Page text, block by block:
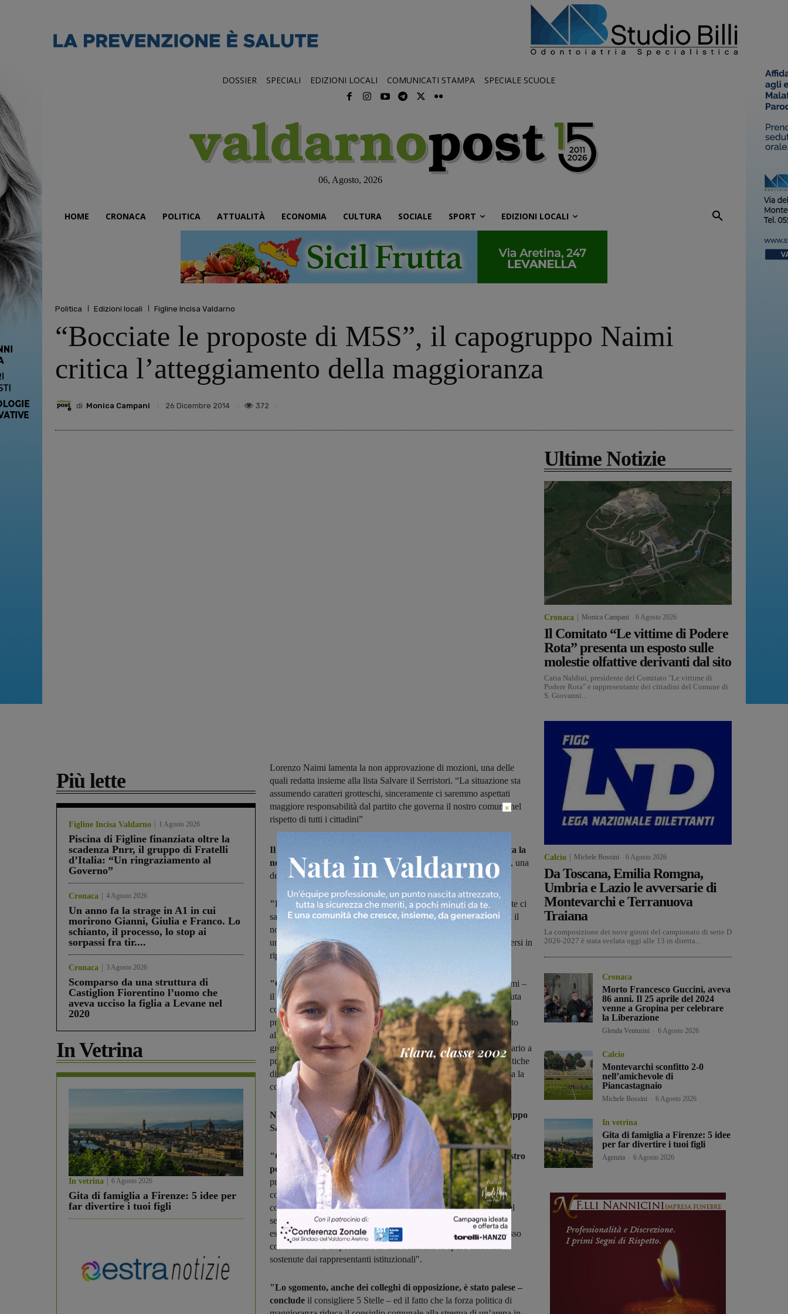
DOSSIER SPECIALI EDIZIONI LOCALI COMUNICATI STAMPA SPECIALE SCUOLE
06, Agosto, 2026
HOME CRONACA POLITICA ATTUALITÀ ECONOMIA CULTURA SOCIALE SPORT EDIZIONI LOCALI
Politica Edizioni locali Figline Incisa Valdarno
“Bocciate le proposte di M5S”, il capogruppo Naimi
critica l’atteggiamento della maggioranza
di Monica Campani 26 Dicembre 2014 372
Più lette
Figline Incisa Valdarno 1 Agosto 2026
Piscina di Figline finanziata oltre la
scadenza Pnrr, il gruppo di Fratelli
d’Italia: “Un ringraziamento al
Governo”
Cronaca 4 Agosto 2026
Un anno fa la strage in A1 in cui
morirono Gianni, Giulia e Franco. Lo
schianto, il processo, lo stop ai
sorpassi fra tir....
Cronaca 3 Agosto 2026
Scomparso da una struttura di
Castiglion Fiorentino l’uomo che
aveva ucciso la figlia a Levane nel
2020
In Vetrina
In vetrina 6 Agosto 2026
Gita di famiglia a Firenze: 5 idee per
far divertire i tuoi figli
Lorenzo Naimi lamenta la non approvazione di mozioni, una delle
quali redatta insieme alla lista Salvare il Serristori. “La situazione sta
assumendo caratteri grotteschi, sinceramente ci saremmo aspettati
maggiore responsabilità dal partito che governa il nostro comune nel
rispetto di tutti i cittadini”
Il capogruppo del Movmento 5 Stelle, Lorenzo Naimi, lamenta la
non approvazioneda parte della maggioranza di alcune mozioni, una
delle quali redatta insieme alla lista Salvare il Serristori.
"La situazione sta assumendo caratteri grotteschi, sinceramente ci
saremmo aspettati maggiore responsabilità dal partito che governa il
nostro comune nel rispetto di tutti i cittadini, i quali meritano
un’amministrazione attenta alle loro esigenze concrete senza perdersi in
ripicche di bandiera".
"Già nel precedente consiglio del 27 novembre
– continua Naimi –
il pd aveva mostrato una condotta singolare abbandonando la seduta
con il consigliere Morandini che addirittura minacciava il proprio
presidente di una mozione di sfiducia nel caso non si fosse allineato
alle indicazioni di partito. Nel consiglio di lunedì quando il capo
gruppo Farini ha dichiarato che il suo partito avrebbe votato contrario a
priori a tutte le mozioni del M5S, consigliando alle altre forza politiche
di non presentare provvedimenti congiunti con i 5 Stelle, si è avuta la
conferma definitiva di quale sia la linea politica del pd locale".
Naimi, poi, parla delle tre mozioni, una redatta insieme al gruppo
Salvare il Serristori:
"Chiedevamo l’istituzione presso l’ufficio anagrafe di un registro
per i donatori di organi, presente peraltro in altri comuni e
propedeutico all’aumento dei donatori; chiedevamo, insieme alla
collega Trambusti, l’attivazione del comune per la creazione della
commissione mensa a tutela dei tanti bambini che usufruiscono del
servizio; infine chiedevamo maggiore trasparenza prendendo ad
esempio la città di Firenze in cui il sindaco, sempre del pd, ha messo
correttamente a disposizione di tutti i cittadini le spese elettorali
sostenute dai rappresentanti istituzionali".
"Lo sgomento, anche dei colleghi di opposizione, è stato palese –
conclude il consigliere 5 Stelle – ed il fatto che la forza politica di
Ultime Notizie
Cronaca Monica Campani 6 Agosto 2026
Il Comitato “Le vittime di Podere
Rota” presenta un esposto sulle
molestie olfattive derivanti dal sito
Catia Naldini, presidente del Comitato "Le vittime di
Podere Rota" e rappresentante dei cittadini del Comune di
S. Giovanni...
Calcio Michele Bossini 6 Agosto 2026
Da Toscana, Emilia Romgna,
Umbria e Lazio le avversarie di
Montevarchi e Terranuova
Traiana
La composizione dei nove gironi del campionato di serie D
2026-2027 è stata svelata oggi alle 13 in diretta...
Cronaca
Morto Francesco Guccini, aveva
86 anni. Il 25 aprile del 2024
venne a Gropina per celebrare
la Liberazione
Glenda Venturini 6 Agosto 2026
Calcio
Montevarchi sconfitto 2-0
nell’amichevole di
Piancastagnaio
Michele Bossini 6 Agosto 2026
In vetrina
Gita di famiglia a Firenze: 5 idee
per far divertire i tuoi figli
Agenzia 6 Agosto 2026
×